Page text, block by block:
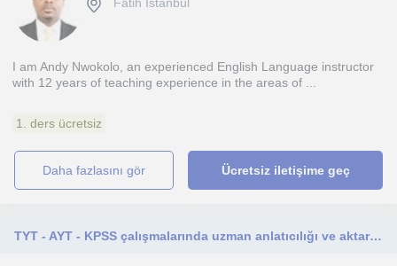
Fatih İstanbul
I am Andy Nwokolo, an experienced English Language instructor
with 12 years of teaching experience in the areas of ...
1. ders ücretsiz
daha fazlasını gör Ücretsiz iletişime geç
TYT - AYT - KPSS çalışmalarında uzman anlatıcılığı ve aktarıcılığı yüksek bir öğretmen